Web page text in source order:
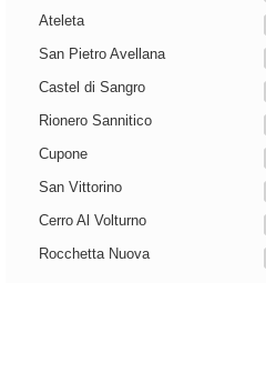
Ateleta
San Pietro Avellana
Castel di Sangro
Rionero Sannitico
Cupone
San Vittorino
Cerro Al Volturno
Rocchetta Nuova